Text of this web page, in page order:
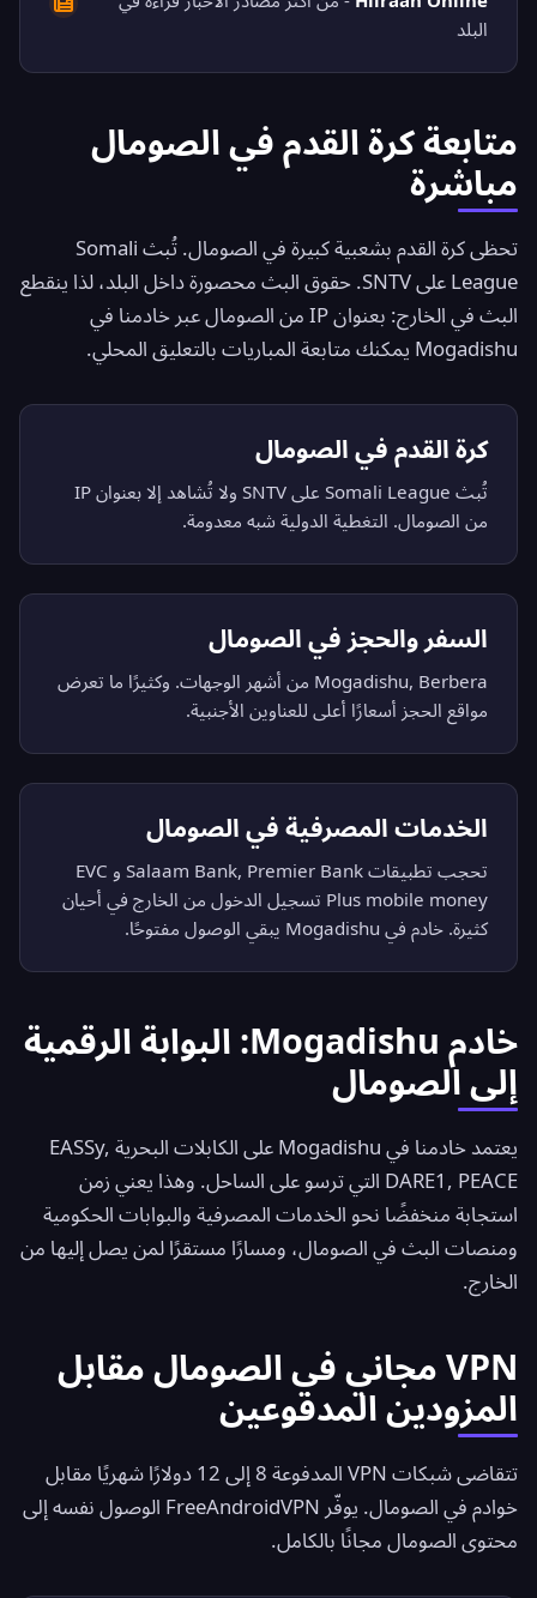
البلد
متابعة كرة القدم في الصومال
مباشرة
تحظى كرة القدم بشعبية كبيرة في الصومال. تُبث Somali
League على SNTV. حقوق البث محصورة داخل البلد، لذا ينقطع
البث في الخارج: بعنوان IP من الصومال عبر خادمنا في
Mogadishu يمكنك متابعة المباريات بالتعليق المحلي.
كرة القدم في الصومال
تُبث Somali League على SNTV ولا تُشاهد إلا بعنوان IP
من الصومال. التغطية الدولية شبه معدومة.
السفر والحجز في الصومال
Mogadishu, Berbera من أشهر الوجهات. وكثيرًا ما تعرض
مواقع الحجز أسعارًا أعلى للعناوين الأجنبية.
الخدمات المصرفية في الصومال
تحجب تطبيقات Salaam Bank, Premier Bank و EVC
Plus mobile money تسجيل الدخول من الخارج في أحيان
كثيرة. خادم في Mogadishu يبقي الوصول مفتوحًا.
خادم Mogadishu: البوابة الرقمية
إلى الصومال
يعتمد خادمنا في Mogadishu على الكابلات البحرية EASSy,
DARE1, PEACE التي ترسو على الساحل. وهذا يعني زمن
استجابة منخفضًا نحو الخدمات المصرفية والبوابات الحكومية
ومنصات البث في الصومال، ومسارًا مستقرًا لمن يصل إليها من
الخارج.
VPN مجاني في الصومال مقابل
المزودين المدفوعين
تتقاضى شبكات VPN المدفوعة 8 إلى 12 دولارًا شهريًا مقابل
خوادم في الصومال. يوفّر FreeAndroidVPN الوصول نفسه إلى
محتوى الصومال مجانًا بالكامل.